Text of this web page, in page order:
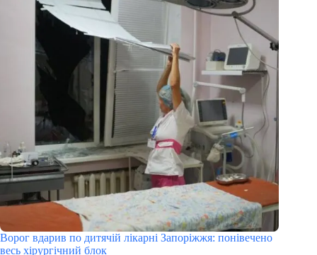
Ворог вдарив по дитячій лікарні Запоріжжя: понівечено
весь хірургічний блок